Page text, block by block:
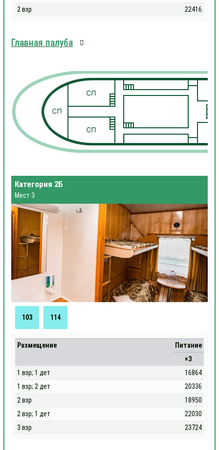
2 взр
22416
Главная палуба
Категория 2Б
Мест 3
103 114
Размещение
Питание
×3
1 взр; 1 дет
16864
1 взр; 2 дет
20336
2 взр
18950
2 взр; 1 дет
22030
3 взр
23724